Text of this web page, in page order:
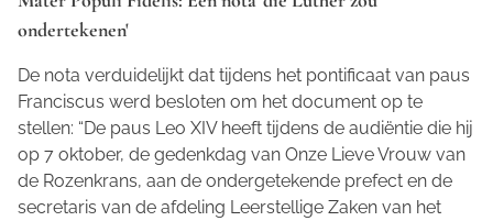
ondertekenen'
De nota verduidelijkt dat tijdens het pontificaat van paus
Franciscus werd besloten om het document op te
stellen: “De paus Leo XIV heeft tijdens de audiëntie die hij
op 7 oktober, de gedenkdag van Onze Lieve Vrouw van
de Rozenkrans, aan de ondergetekende prefect en de
secretaris van de afdeling Leerstellige Zaken van het